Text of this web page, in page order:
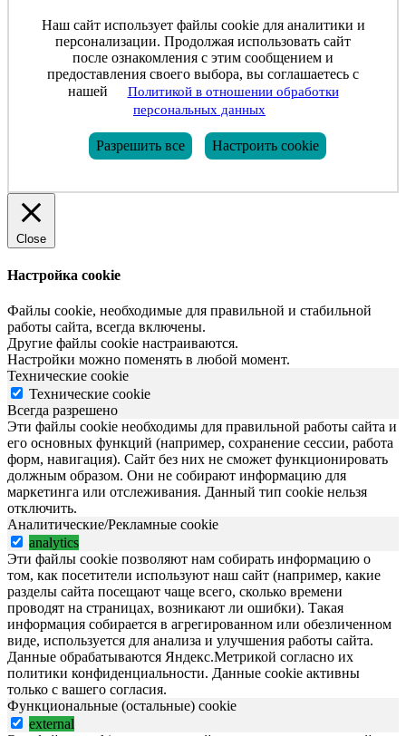
Наш сайт использует файлы cookie для аналитики и
персонализации. Продолжая использовать сайт
после ознакомления с этим сообщением и
предоставления своего выбора, вы соглашаетесь с
нашей
Политикой в отношении обработки
персональных данных
Разрешить все Настроить cookie
Close
Настройка cookie
Файлы cookie, необходимые для правильной и стабильной
работы сайта, всегда включены.
Другие файлы cookie настраиваются.
Настройки можно поменять в любой момент.
Технические cookie
Технические cookie
Всегда разрешено
Эти файлы cookie необходимы для правильной работы сайта и
его основных функций (например, сохранение сессии, работа
форм, навигация). Сайт без них не сможет функционировать
должным образом. Они не собирают информацию для
маркетинга или отслеживания. Данный тип cookie нельзя
отключить.
Аналитические/Рекламные cookie
analytics
Эти файлы cookie позволяют нам собирать информацию о
том, как посетители используют наш сайт (например, какие
разделы сайта посещают чаще всего, сколько времени
проводят на страницах, возникают ли ошибки). Такая
информация собирается в агрегированном или обезличенном
виде, используется для анализа и улучшения работы сайта.
Данные обрабатываются Яндекс.Метрикой согласно их
политики конфиденциальности. Данные cookie активны
только с вашего согласия.
Функциональные (остальные) cookie
external